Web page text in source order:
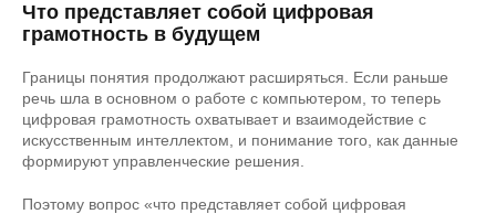
Что представляет собой цифровая
грамотность в будущем
Границы понятия продолжают расширяться. Если раньше
речь шла в основном о работе с компьютером, то теперь
цифровая грамотность охватывает и взаимодействие с
искусственным интеллектом, и понимание того, как данные
формируют управленческие решения.
Поэтому вопрос «что представляет собой цифровая